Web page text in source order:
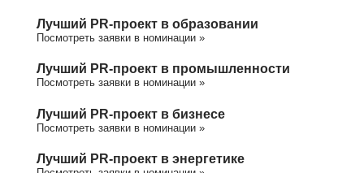
Лучший PR-проект в образовании
Посмотреть заявки в номинации »
Лучший PR-проект в промышленности
Посмотреть заявки в номинации »
Лучший PR-проект в бизнесе
Посмотреть заявки в номинации »
Лучший PR-проект в энергетике